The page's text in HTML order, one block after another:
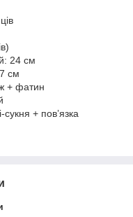
24 см
см
+ фатин
+ пов’язка